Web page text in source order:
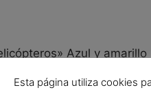
Azul y amarillo
Esta página utiliza cookies